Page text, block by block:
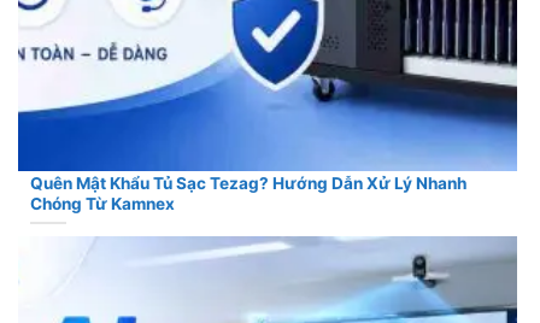
Quên Mật Khẩu Tủ Sạc Tezag? Hướng Dẫn Xử Lý Nhanh
Chóng Từ Kamnex